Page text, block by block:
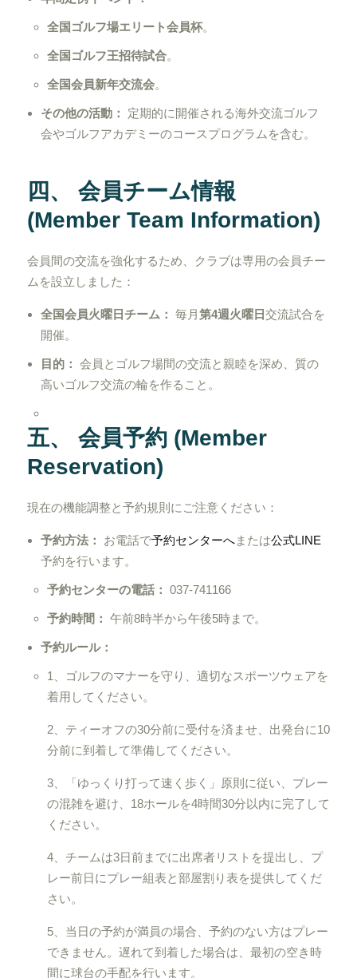
全国ゴルフ場エリート会員杯。
全国ゴルフ王招待試合。
全国会員新年交流会。
その他の活動：
定期的に開催される海外交流ゴルフ
会やゴルフアカデミーのコースプログラムを含む。
四、 会員チーム情報
(Member Team Information)
会員間の交流を強化するため、クラブは専用の会員チー
ムを設立しました：
全国会員火曜日チーム： 毎月第4週火曜日交流試合を
開催。
目的： 会員とゴルフ場間の交流と親睦を深め、質の
高いゴルフ交流の輪を作ること。
五、 会員予約 (Member
Reservation)
現在の機能調整と予約規則にご注意ください：
予約方法： お電話で予約センターへまたは公式LINE
予約を行います。
予約センターの電話： 037-741166
予約時間： 午前8時半から午後5時まで。
予約ルール：
1、ゴルフのマナーを守り、適切なスポーツウェアを
着用してください。
2、ティーオフの30分前に受付を済ませ、出発台に10
分前に到着して準備してください。
3、「ゆっくり打って速く歩く」原則に従い、プレー
の混雑を避け、18ホールを4時間30分以内に完了して
ください。
4、チームは3日前までに出席者リストを提出し、プ
レー前日にプレー組表と部屋割り表を提供してくだ
さい。
5、当日の予約が満員の場合、予約のない方はプレー
できません。遅れて到着した場合は、最初の空き時
間に球台の手配を行います。